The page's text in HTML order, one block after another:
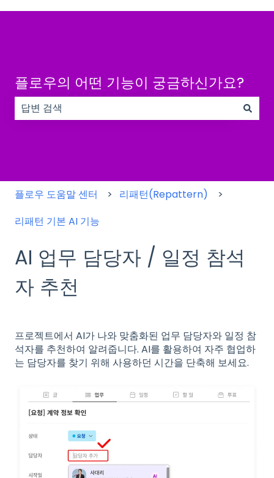
플로우의 어떤 기능이 궁금하신가요?
플로우 도움말 센터
리패턴(Repattern)
리패턴 기본 AI 기능
AI 업무 담당자 / 일정 참석
자 추천
프로젝트에서 AI가 나와 맞춤화된 업무 담당자와 일정 참
석자를 추천하여 알려줍니다. AI를 활용하여 자주 협업하
는 담당자를 찾기 위해 사용하던 시간을 단축해 보세요.